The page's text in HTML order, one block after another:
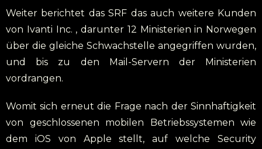
Weiter berichtet das SRF das auch weitere Kunden
von Ivanti Inc. , darunter 12 Ministerien in Norwegen
über die gleiche Schwachstelle angegriffen wurden,
und bis zu den Mail-Servern der Ministerien
vordrangen.
Womit sich erneut die Frage nach der Sinnhaftigkeit
von geschlossenen mobilen Betriebssystemen wie
dem iOS von Apple stellt, auf welche Security